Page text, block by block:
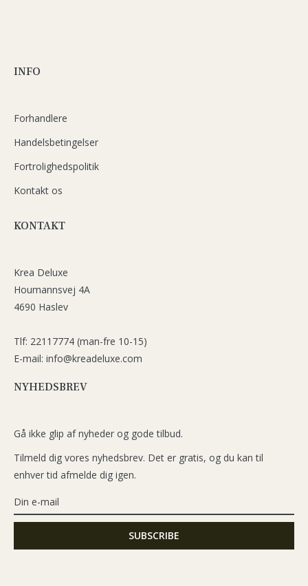
INFO
Forhandlere
Handelsbetingelser
Fortrolighedspolitik
Kontakt os
KONTAKT
Krea Deluxe
Houmannsvej 4A
4690 Haslev
Tlf: 22117774 (man-fre 10-15)
E-mail: info@kreadeluxe.com
NYHEDSBREV
Gå ikke glip af nyheder og gode tilbud.
Tilmeld dig vores nyhedsbrev. Det er gratis, og du kan til
enhver tid afmelde dig igen.